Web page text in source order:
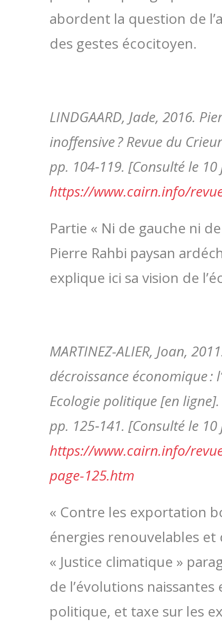
abordent la question de
des gestes écocitoyen.
LINDGAARD, Jade, 2016.
inoffensive ? Revue du
pp. 104‑119. [Consulté le
https://www.cairn.info/
Partie « Ni de gauche ni
Pierre Rahbi paysan
explique ici sa vision de
MARTINEZ-ALIER, Joan,
décroissance économique :
Ecologie politique [en
pp. 125‑141. [Consulté le
https://www.cairn.info/
page-125.htm
« Contre les exportation
énergies renouvelables
« Justice climatique »
de l’évolutions
politique, et taxe sur les